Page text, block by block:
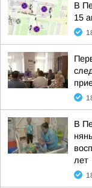
В
15
В
лет